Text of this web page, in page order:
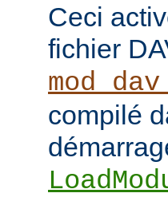
Ceci
fichier
compilé